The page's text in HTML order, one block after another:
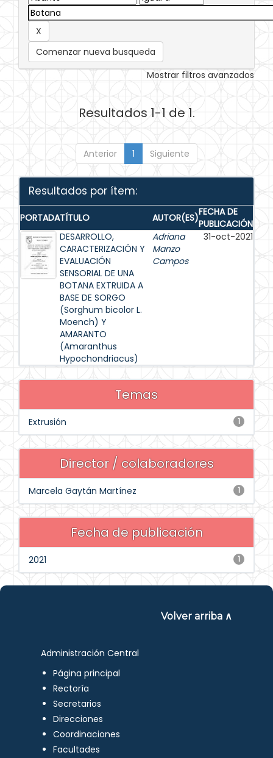
Comenzar nueva busqueda
Mostrar filtros avanzados
Resultados 1-1 de 1.
Anterior 1 Siguiente
Resultados por ítem:
PORTADATÍTULO AUTOR(ES)FECHA DE
PUBLICACIÓN
DESARROLLO,
CARACTERIZACIÓN Y
EVALUACIÓN
SENSORIAL DE UNA
BOTANA EXTRUIDA A
BASE DE SORGO
(Sorghum bicolor L.
Moench) Y
AMARANTO
(Amaranthus
Hypochondriacus)
Adriana
Manzo
Campos
31-oct-2021
Temas
1
Extrusión
Director / colaboradores
1
Marcela Gaytán Martínez
Fecha de publicación
1
2021
Volver arriba ∧
Administración Central
Página principal
Rectoría
Secretarios
Direcciones
Coordinaciones
Facultades